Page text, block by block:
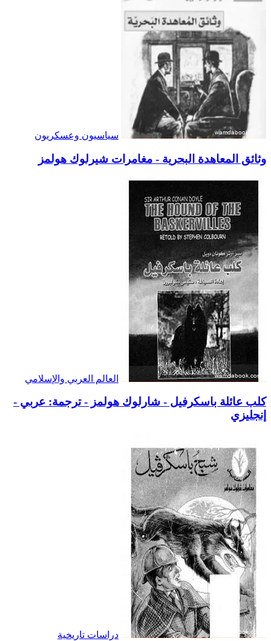
سياسيون وعسكريون
وثائق المعاهدة البحرية - مغامرات شيرلوك هولمز
العالم العربي والإسلامي
كلب عائلة باسكرفيل - شارلوك هولمز - ترجمة: عربي -
إنجليزي
دراسات تاريخية